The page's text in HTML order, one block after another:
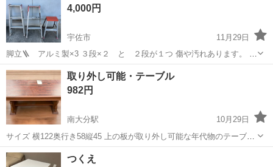
4,000円
宇佐市
11月29日
脚立🪜 アルミ製×3 ３段×２ と ２段が１つ 傷や汚れあります。 中
古品である事をご理解の上、宜しくお願い致します。
大分 宇佐市 オフィス用家具 脚立
取り外し可能・テーブル
982円
南大分駅
10月29日
サイズ 横122奥行き58縦45 上の板が取り外し可能な年代物のテーブル
となります。 年式は分かりかねますが、数十年前の品となり長年の保
管による汚れなどはありますが昭和を感じさせるような品となってお
大分 大分市 南大分駅
つくえ